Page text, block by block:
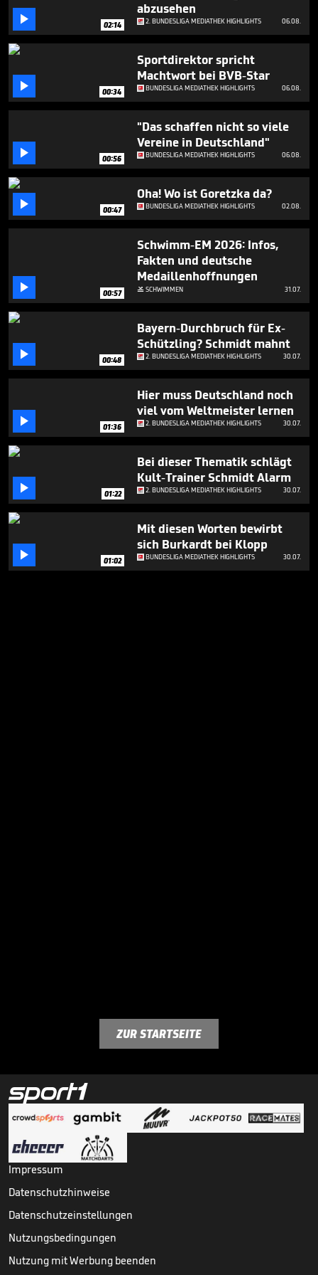
 02:14
abzusehen
2. BUNDESLIGA MEDIATHEK HIGHLIGHTS 06.08.
 00:34
Sportdirektor spricht
Machtwort bei BVB-Star
BUNDESLIGA MEDIATHEK HIGHLIGHTS 06.08.
 00:56
"Das schaffen nicht so viele
Vereine in Deutschland"
BUNDESLIGA MEDIATHEK HIGHLIGHTS 06.08.
 00:47
Oha! Wo ist Goretzka da?
BUNDESLIGA MEDIATHEK HIGHLIGHTS 02.08.
 00:57
Schwimm-EM 2026: Infos,
Fakten und deutsche
Medaillenhoffnungen
SCHWIMMEN 31.07.
 00:48
Bayern-Durchbruch für Ex-
Schützling? Schmidt mahnt
2. BUNDESLIGA MEDIATHEK HIGHLIGHTS 30.07.
 01:36
Hier muss Deutschland noch
viel vom Weltmeister lernen
2. BUNDESLIGA MEDIATHEK HIGHLIGHTS 30.07.
 01:22
Bei dieser Thematik schlägt
Kult-Trainer Schmidt Alarm
2. BUNDESLIGA MEDIATHEK HIGHLIGHTS 30.07.
 01:02
Mit diesen Worten bewirbt
sich Burkardt bei Klopp
BUNDESLIGA MEDIATHEK HIGHLIGHTS 30.07.
ZUR STARTSEITE
Impressum
Datenschutzhinweise
Datenschutzeinstellungen
Nutzungsbedingungen
Nutzung mit Werbung beenden